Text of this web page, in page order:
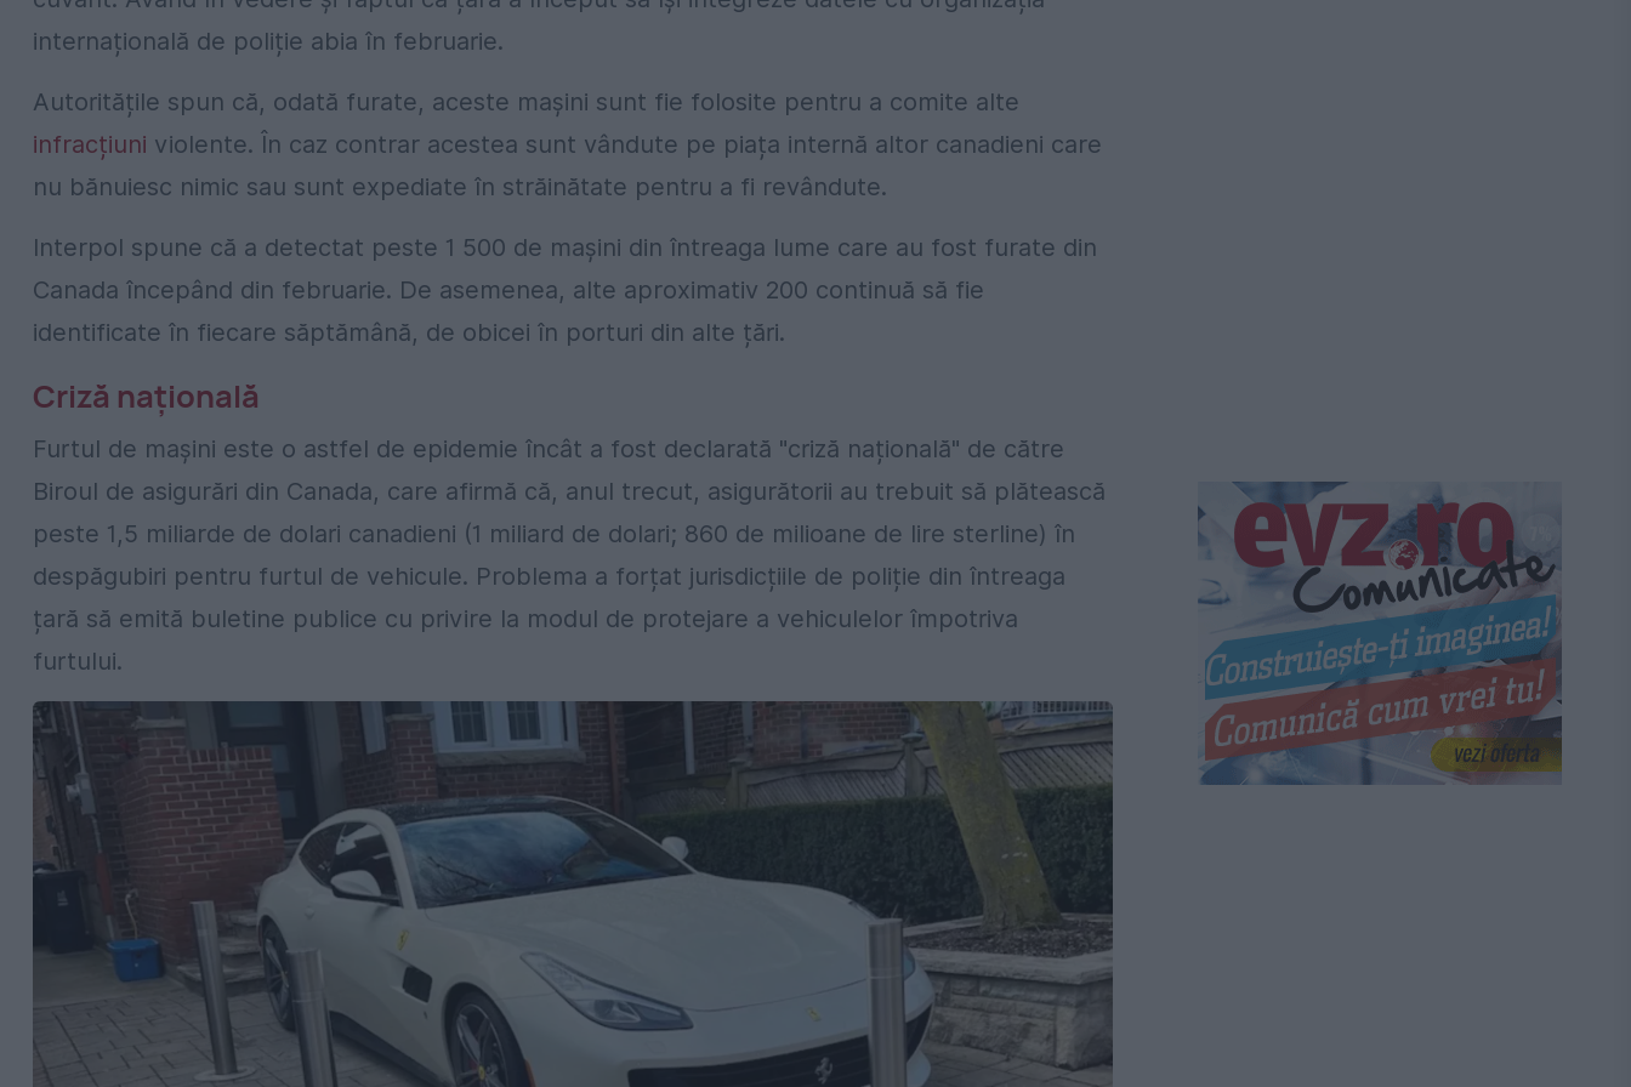
internațională de poliție abia în februarie.
Autoritățile spun că, odată furate, aceste mașini sunt fie folosite pentru a comite alte
infracțiuni violente. În caz contrar acestea sunt vândute pe piața internă altor canadieni care
nu bănuiesc nimic sau sunt expediate în străinătate pentru a fi revândute.
Interpol spune că a detectat peste 1 500 de mașini din întreaga lume care au fost furate din
Canada începând din februarie. De asemenea, alte aproximativ 200 continuă să fie
identificate în fiecare săptămână, de obicei în porturi din alte țări.
Criză națională
Furtul de mașini este o astfel de epidemie încât a fost declarată "criză națională" de către
Biroul de asigurări din Canada, care afirmă că, anul trecut, asigurătorii au trebuit să plătească
peste 1,5 miliarde de dolari canadieni (1 miliard de dolari; 860 de milioane de lire sterline) în
despăgubiri pentru furtul de vehicule. Problema a forțat jurisdicțiile de poliție din întreaga
țară să emită buletine publice cu privire la modul de protejare a vehiculelor împotriva
furtului.